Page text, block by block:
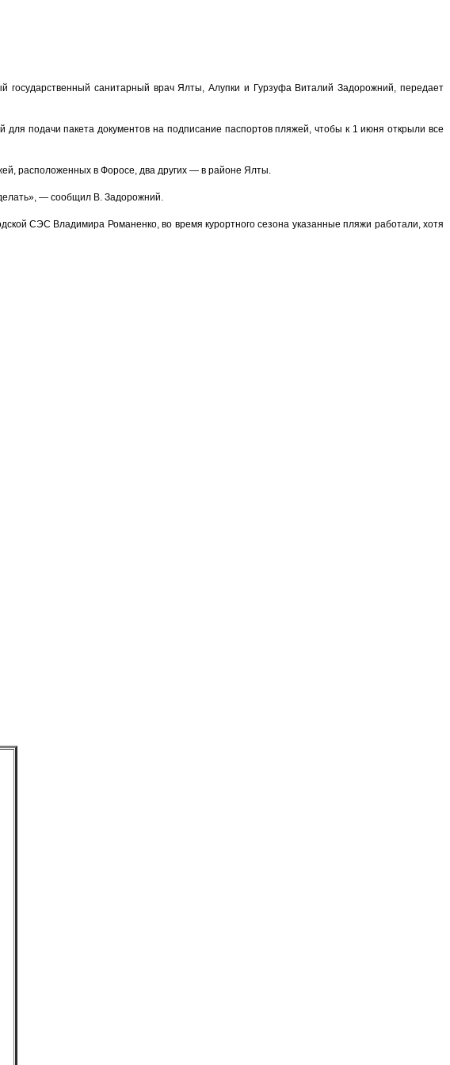
санитарный врач Ялты, Алупки и Гурзуфа Виталий Задорожний, передает
подачи пакета документов на подписание паспортов пляжей, чтобы к 1 июня открыли все
расположенных в Форосе, два других — в районе Ялты.
— сообщил В. Задорожний.
СЭС Владимира Романенко, во время курортного сезона указанные пляжи работали, хотя